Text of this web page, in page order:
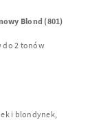
Blond (801)
do 2 tonów
i blondynek,